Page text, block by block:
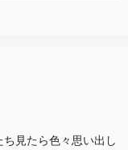
見たら色々思い出し